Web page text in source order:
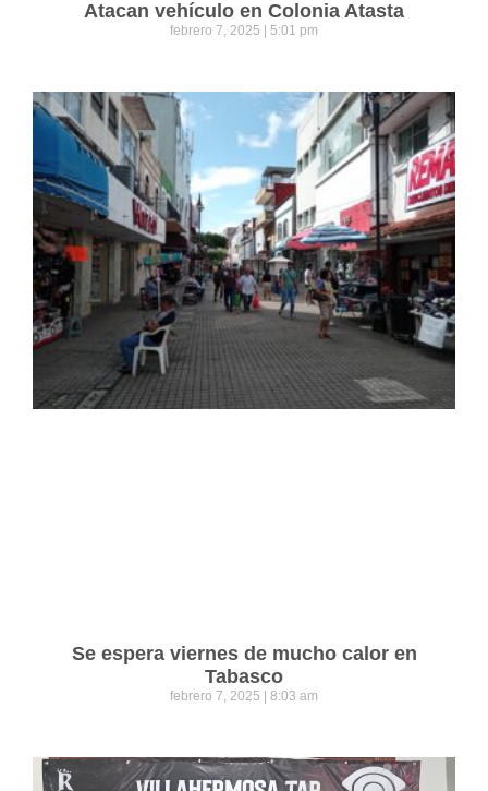
Atacan vehículo en Colonia Atasta
febrero 7, 2025 5:01 pm
Se espera viernes de mucho calor en
Tabasco
febrero 7, 2025 8:03 am